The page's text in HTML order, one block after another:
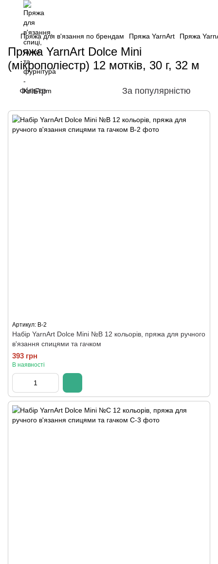
Пряжа для в'язання по брендам Пряжа YarnArt Пряжа
Пряжа YarnArt Dolce Mini
(мікрополіестр) 12 мотків, 30 г, 32 м
Фільтр За популярністю
Артикул: B-2
Набір YarnArt Dolce Mini №B 12 кольорів, пряжа для ручного
в'язання спицями та гачком
393 грн
В наявності